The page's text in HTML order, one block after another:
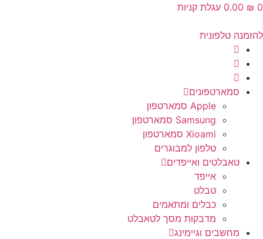
‎0.00 ₪ 0 עגלת קניות
להזמנה טלפונית
סמארטפונים
Apple סמארטפון
Samsung סמארטפון
Xioami סמארטפון
טלפון למבוגרים
טאבלטים ואייפדים
אייפד
טבלט
כבלים ומתאמים
מדבקות מסך לטאבלט
מחשבים וגיימינג